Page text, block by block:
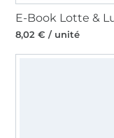
8,02 € / unité